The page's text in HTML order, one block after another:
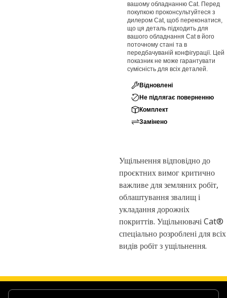
вашому обладнанню Cat. Перед
покупкою проконсультуйтеся з
дилером Cat, щоб переконатися,
що ця деталь підходить для
вашого обладнання Cat в його
поточному стані та в
передбачуваній конфігурації. Цей
показник не може гарантувати
сумісність для всіх деталей.
Відновлені
Не підлягає поверненню
Комплект
Замінено
Ущільнення відповідно до
проєктних вимог критично
важливе для земляних робіт,
облаштування звалищ і
укладання дорожніх
покриттів. Ущільнювачі Cat®
спеціально розроблені для всіх
видів робіт з ущільнення.